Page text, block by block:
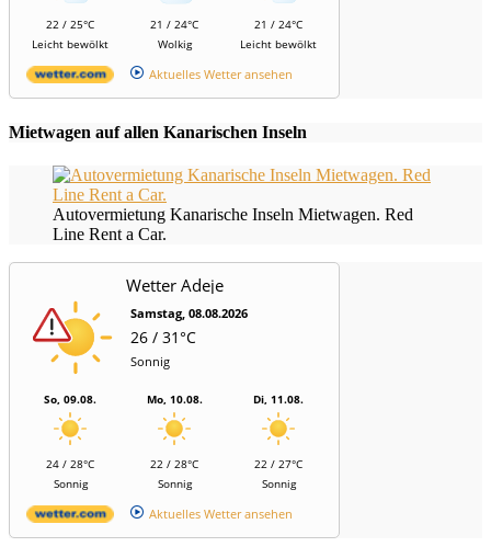
22 / 25°C
Leicht bewölkt
21 / 24°C
Wolkig
21 / 24°C
Leicht bewölkt
Aktuelles Wetter ansehen
Mietwagen auf allen Kanarischen Inseln
Autovermietung Kanarische Inseln Mietwagen. Red
Line Rent a Car.
Wetter Adeje
Samstag, 08.08.2026
26 / 31°C
Sonnig
So, 09.08.
24 / 28°C
Sonnig
Mo, 10.08.
22 / 28°C
Sonnig
Di, 11.08.
22 / 27°C
Sonnig
Aktuelles Wetter ansehen